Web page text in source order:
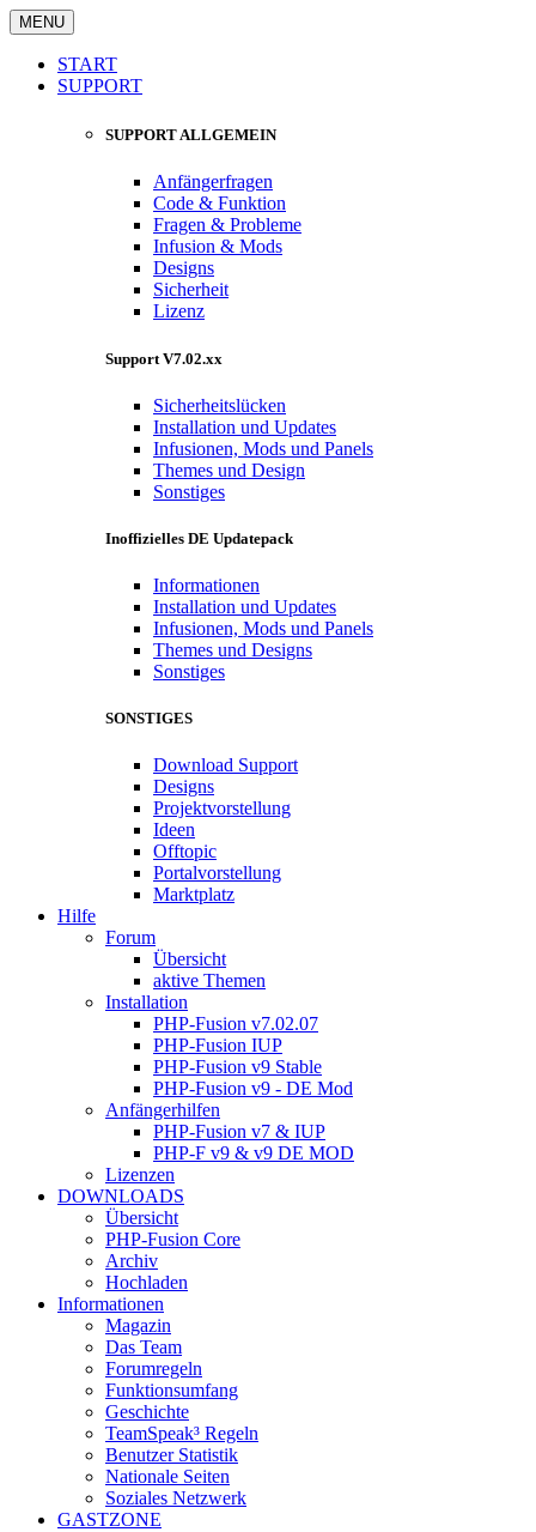
MENU
START
SUPPORT
SUPPORT ALLGEMEIN
Anfängerfragen
Code & Funktion
Fragen & Probleme
Infusion & Mods
Designs
Sicherheit
Lizenz
Support V7.02.xx
Sicherheitslücken
Installation und Updates
Infusionen, Mods und Panels
Themes und Design
Sonstiges
Inoffizielles DE Updatepack
Informationen
Installation und Updates
Infusionen, Mods und Panels
Themes und Designs
Sonstiges
SONSTIGES
Download Support
Designs
Projektvorstellung
Ideen
Offtopic
Portalvorstellung
Marktplatz
Hilfe
Forum
Übersicht
aktive Themen
Installation
PHP-Fusion v7.02.07
PHP-Fusion IUP
PHP-Fusion v9 Stable
PHP-Fusion v9 - DE Mod
Anfängerhilfen
PHP-Fusion v7 & IUP
PHP-F v9 & v9 DE MOD
Lizenzen
DOWNLOADS
Übersicht
PHP-Fusion Core
Archiv
Hochladen
Informationen
Magazin
Das Team
Forumregeln
Funktionsumfang
Geschichte
TeamSpeak³ Regeln
Benutzer Statistik
Nationale Seiten
Soziales Netzwerk
GASTZONE